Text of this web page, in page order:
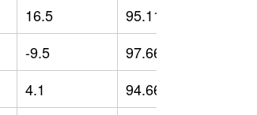
16.5 95.11
-9.5 97.66
4.1 94.66